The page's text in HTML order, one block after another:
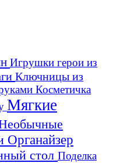
Игрушки герои из
Ключницы из
Косметичка
Мягкие
Органайзер
стол Поделка